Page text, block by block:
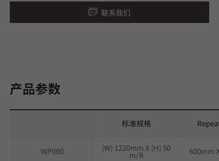
联系我们
产品参数
标准规格
WP060 (W) 1220mm X (H) 50
m/R 600mm